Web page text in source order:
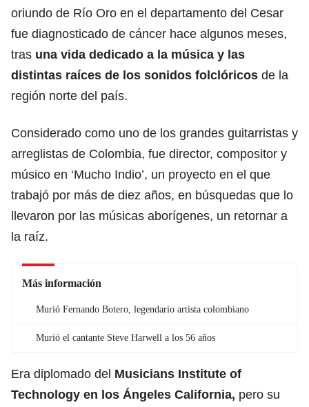
oriundo de Río Oro en el departamento del Cesar
fue diagnosticado de cáncer hace algunos meses,
tras una vida dedicado a la música y las
distintas raíces de los sonidos folclóricos de la
región norte del país.
Considerado como uno de los grandes guitarristas y
arreglistas de Colombia, fue director, compositor y
músico en ‘Mucho Indio’, un proyecto en el que
trabajó por más de diez años, en búsquedas que lo
llevaron por las músicas aborígenes, un retornar a
la raíz.
Más información
Murió Fernando Botero, legendario artista colombiano
Murió el cantante Steve Harwell a los 56 años
Era diplomado del Musicians Institute of
Technology en los Ángeles California, pero su